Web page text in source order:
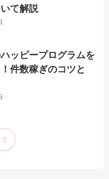
て解説
ッピープログラムを
件数稼ぎのコツと
3